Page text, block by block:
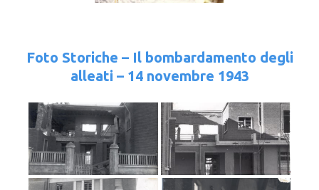
Foto Storiche – Il bombardamento degli
alleati – 14 novembre 1943